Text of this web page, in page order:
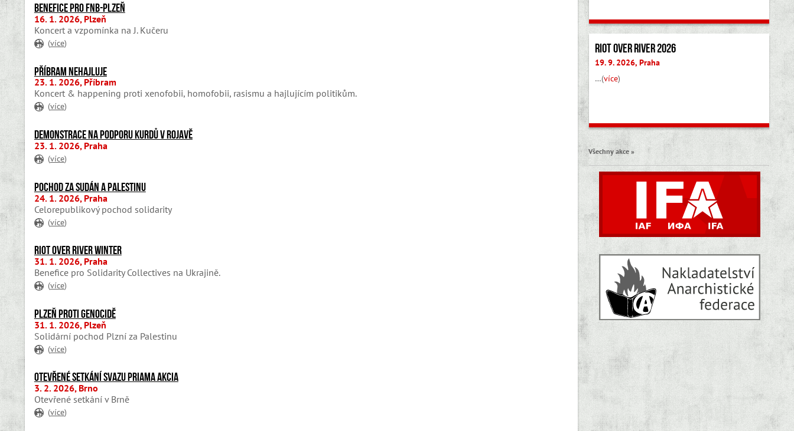
Benefice pro FNB-Plzeň
16. 1. 2026, Plzeň
Koncert a vzpomínka na J. Kučeru
(více)
Příbram NEHAJLUJE
23. 1. 2026, Příbram
Koncert & happening proti xenofobii, homofobii, rasismu a hajlujícím politikům.
(více)
Demonstrace na podporu Kurdů v Rojavě
23. 1. 2026, Praha
(více)
Pochod za Sudán a Palestinu
24. 1. 2026, Praha
Celorepublikový pochod solidarity
(více)
Riot Over River Winter
31. 1. 2026, Praha
Benefice pro Solidarity Collectives na Ukrajině.
(více)
Plzeň proti genocidě
31. 1. 2026, Plzeň
Solidární pochod Plzní za Palestinu
(více)
Otevřené setkání svazu Priama akcia
3. 2. 2026, Brno
Otevřené setkání v Brně
(více)
Riot Over River 2026
19. 9. 2026, Praha
…(více)
Všechny akce »